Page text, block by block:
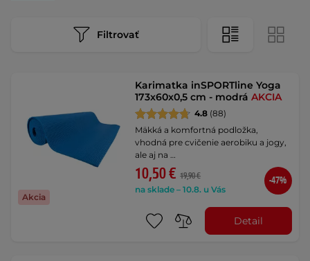
Filtrovať
Akcia
Karimatka inSPORTline Yoga
173x60x0,5 cm - modráAKCIA
4.8 (88)
Mäkká a komfortná podložka,
vhodná pre cvičenie aerobiku a jogy,
ale aj na …
10,50 € 19,90 €
na sklade – 10.8. u Vás
-47%
Detail